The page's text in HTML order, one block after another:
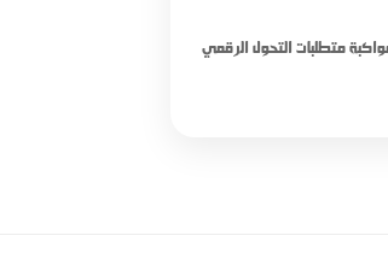
متطلبات التحول الرقمي